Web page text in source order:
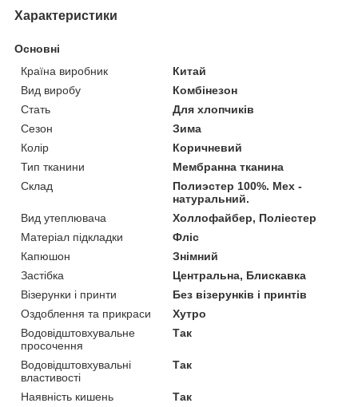
Характеристики
Основні
Країна виробник
Китай
Вид виробу
Комбінезон
Стать
Для хлопчиків
Сезон
Зима
Колір
Коричневий
Тип тканини
Мембранна тканина
Склад
Полиэстер 100%. Мех -
натуральний.
Вид утеплювача
Холлофайбер, Поліестер
Матеріал підкладки
Фліс
Капюшон
Знімний
Застібка
Центральна, Блискавка
Візерунки і принти
Без візерунків і принтів
Оздоблення та прикраси
Хутро
Водовідштовхувальне
просочення
Так
Водовідштовхувальні
властивості
Так
Наявність кишень Так